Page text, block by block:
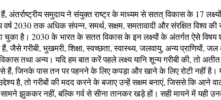
अंतर्राष्ट्रीय समुदाय ने संयुक्त राष्ट्र के माध्यम से सतत् विकास के 17
2030 तक अधिक संपन्न, समर्थ, सक्षम, समतावादी और संरक्षित विश्व
चुका है। 2030 के भारत के सतत विकास के इन लक्ष्यों के अंतर्गत ऐसे विषय
गरीबी, भुखमरी, शिक्षा, स्वच्छता, स्वास्थ्य, जलवायु, अन्य प्राणियों, जल
तथा अन्य। यदि हम बात करें पहले लक्ष्य यानि शून्य गरीबी की, तो
हैं, जिनके पास तन पर पहनने के लिए कपड़ा और खाने के लिए रोटी नहीं है।
उद्देश्य है, तो गरीबों की मदद करने के बजाए उन्हें सक्षम बनाएं, जिससे कि आने
झुककर नहीं, बल्कि गर्व से सीना तानकर खड़े हों। सही मायने में यही